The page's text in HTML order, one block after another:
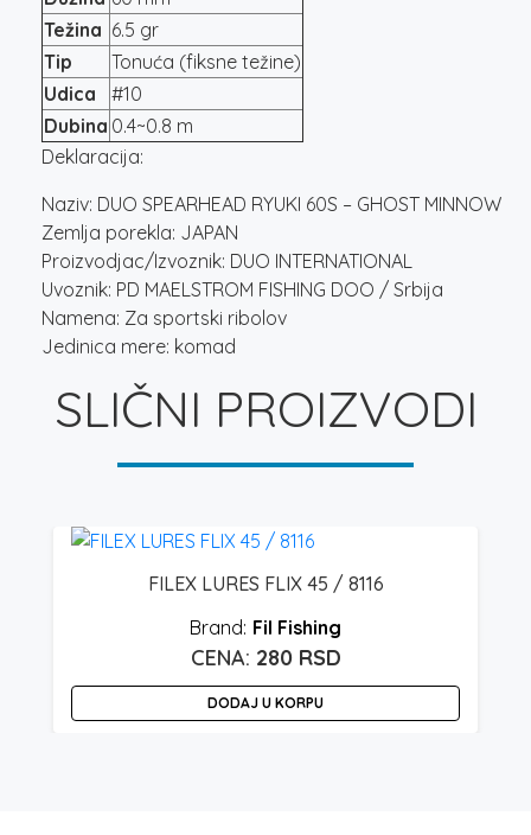
Težina 6.5 gr
Tip
Tonuća (fiksne težine)
Udica
#10
Dubina 0.4~0.8 m
Deklaracija:
Naziv: DUO SPEARHEAD RYUKI 60S – GHOST MINNOW
Zemlja porekla: JAPAN
Proizvodjac/Izvoznik: DUO INTERNATIONAL
Uvoznik: PD MAELSTROM FISHING DOO / Srbija
Namena: Za sportski ribolov
Jedinica mere: komad
SLIČNI PROIZVODI
FILEX LURES FLIX 45 / 8116
Fil Fishing
280 RSD
DODAJ U KORPU